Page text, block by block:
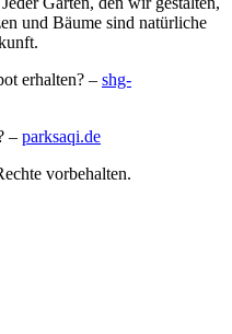
und Bäume sind natürliche
erhalten? – shg-
– parksaqi.de
vorbehalten.